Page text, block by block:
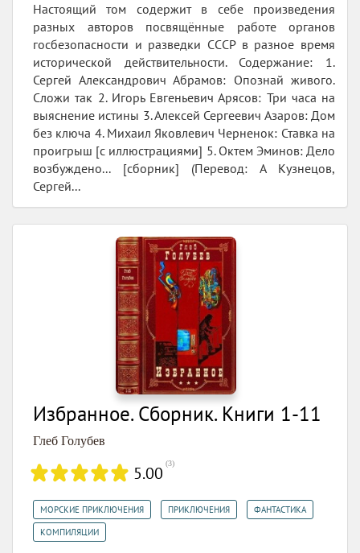
Настоящий том содержит в себе произведения
разных авторов посвящённые работе органов
госбезопасности и разведки СССР в разное время
исторической действительности. Содержание: 1.
Сергей Александрович Абрамов: Опознай живого.
Сложи так 2. Игорь Евгеньевич Арясов: Три часа на
выяснение истины 3. Алексей Сергеевич Азаров: Дом
без ключа 4. Михаил Яковлевич Черненок: Ставка на
проигрыш [с иллюстрациями] 5. Октем Эминов: Дело
возбуждено... [сборник] (Перевод: А Кузнецов,
Сергей...
Избранное. Сборник. Книги 1-11
Глеб Голубев
5.00 (3)
МОРСКИЕ ПРИКЛЮЧЕНИЯ ПРИКЛЮЧЕНИЯ ФАНТАСТИКА
КОМПИЛЯЦИИ